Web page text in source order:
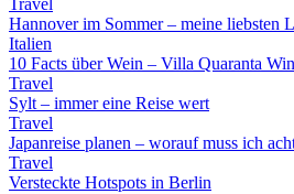
Travel
Hannover im Sommer – meine liebsten
Italien
10 Facts über Wein – Villa Quaranta
Travel
Sylt – immer eine Reise wert
Travel
Japanreise planen – worauf muss ich
Travel
Versteckte Hotspots in Berlin